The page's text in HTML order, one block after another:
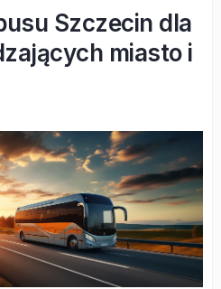
Szczecin dla
miasto i